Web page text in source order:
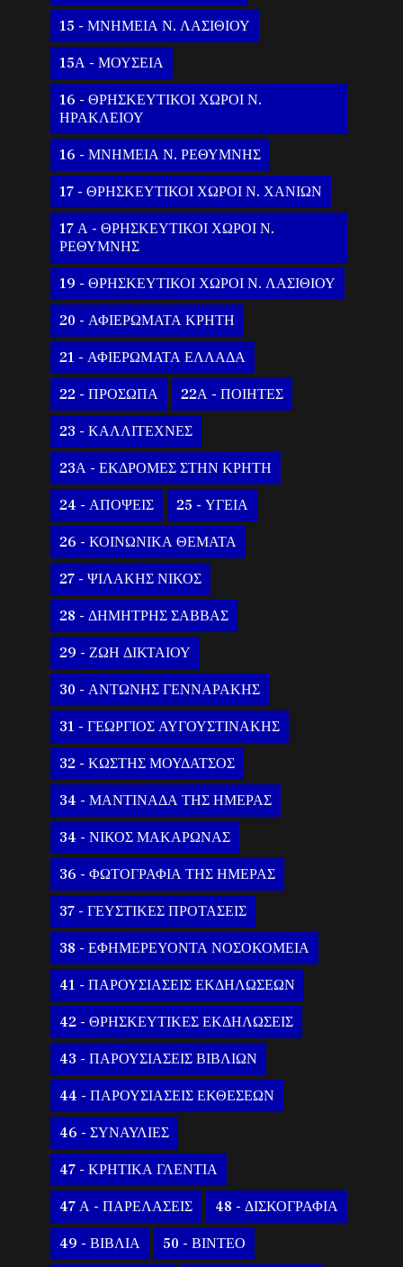
15 - ΜΝΗΜΕΙΑ Ν. ΛΑΣΙΘΙΟΥ
15Α - ΜΟΥΣΕΙΑ
16 - ΘΡΗΣΚΕΥΤΙΚΟΙ ΧΩΡΟΙ Ν.
ΗΡΑΚΛΕΙΟΥ
16 - ΜΝΗΜΕΙΑ Ν. ΡΕΘΥΜΝΗΣ
17 - ΘΡΗΣΚΕΥΤΙΚΟΙ ΧΩΡΟΙ Ν. ΧΑΝΙΩΝ
17 Α - ΘΡΗΣΚΕΥΤΙΚΟΙ ΧΩΡΟΙ Ν.
ΡΕΘΥΜΝΗΣ
19 - ΘΡΗΣΚΕΥΤΙΚΟΙ ΧΩΡΟΙ Ν. ΛΑΣΙΘΙΟΥ
20 - ΑΦΙΕΡΩΜΑΤΑ ΚΡΗΤΗ
21 - ΑΦΙΕΡΩΜΑΤΑ ΕΛΛΑΔΑ
22 - ΠΡΟΣΩΠΑ 22Α - ΠΟΙΗΤΕΣ
23 - ΚΑΛΛΙΤΕΧΝΕΣ
23Α - ΕΚΔΡΟΜΕΣ ΣΤΗΝ ΚΡΗΤΗ
24 - ΑΠΟΨΕΙΣ 25 - ΥΓΕΙΑ
26 - ΚΟΙΝΩΝΙΚΑ ΘΕΜΑΤΑ
27 - ΨΙΛΑΚΗΣ ΝΙΚΟΣ
28 - ΔΗΜΗΤΡΗΣ ΣΑΒΒΑΣ
29 - ΖΩΗ ΔΙΚΤΑΙΟΥ
30 - ΑΝΤΩΝΗΣ ΓΕΝΝΑΡΑΚΗΣ
31 - ΓΕΩΡΓΙΟΣ ΑΥΓΟΥΣΤΙΝΑΚΗΣ
32 - ΚΩΣΤΗΣ ΜΟΥΔΑΤΣΟΣ
34 - ΜΑΝΤΙΝΑΔΑ ΤΗΣ ΗΜΕΡΑΣ
34 - ΝΙΚΟΣ ΜΑΚΑΡΩΝΑΣ
36 - ΦΩΤΟΓΡΑΦΙΑ ΤΗΣ ΗΜΕΡΑΣ
37 - ΓΕΥΣΤΙΚΕΣ ΠΡΟΤΑΣΕΙΣ
38 - ΕΦΗΜΕΡΕΥΟΝΤΑ ΝΟΣΟΚΟΜΕΙΑ
41 - ΠΑΡΟΥΣΙΑΣΕΙΣ ΕΚΔΗΛΩΣΕΩΝ
42 - ΘΡΗΣΚΕΥΤΙΚΕΣ ΕΚΔΗΛΩΣΕΙΣ
43 - ΠΑΡΟΥΣΙΑΣΕΙΣ ΒΙΒΛΙΩΝ
44 - ΠΑΡΟΥΣΙΑΣΕΙΣ ΕΚΘΕΣΕΩΝ
46 - ΣΥΝΑΥΛΙΕΣ
47 - ΚΡΗΤΙΚΑ ΓΛΕΝΤΙΑ
47 Α - ΠΑΡΕΛΑΣΕΙΣ 48 - ΔΙΣΚΟΓΡΑΦΙΑ
49 - ΒΙΒΛΙΑ 50 - ΒΙΝΤΕΟ